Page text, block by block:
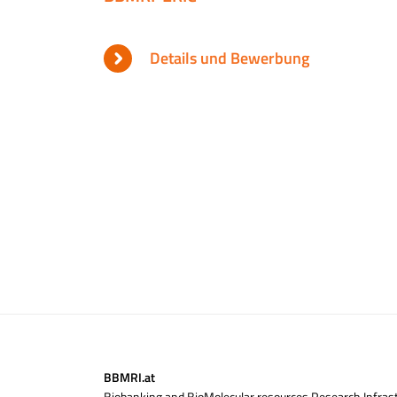
Details und Bewerbung
BBMRI.at